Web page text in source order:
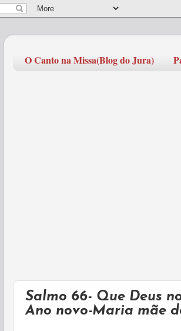
O Canto na Missa(Blog do Jura)
Salmo 66- Que Deus
Ano novo-Maria mãe